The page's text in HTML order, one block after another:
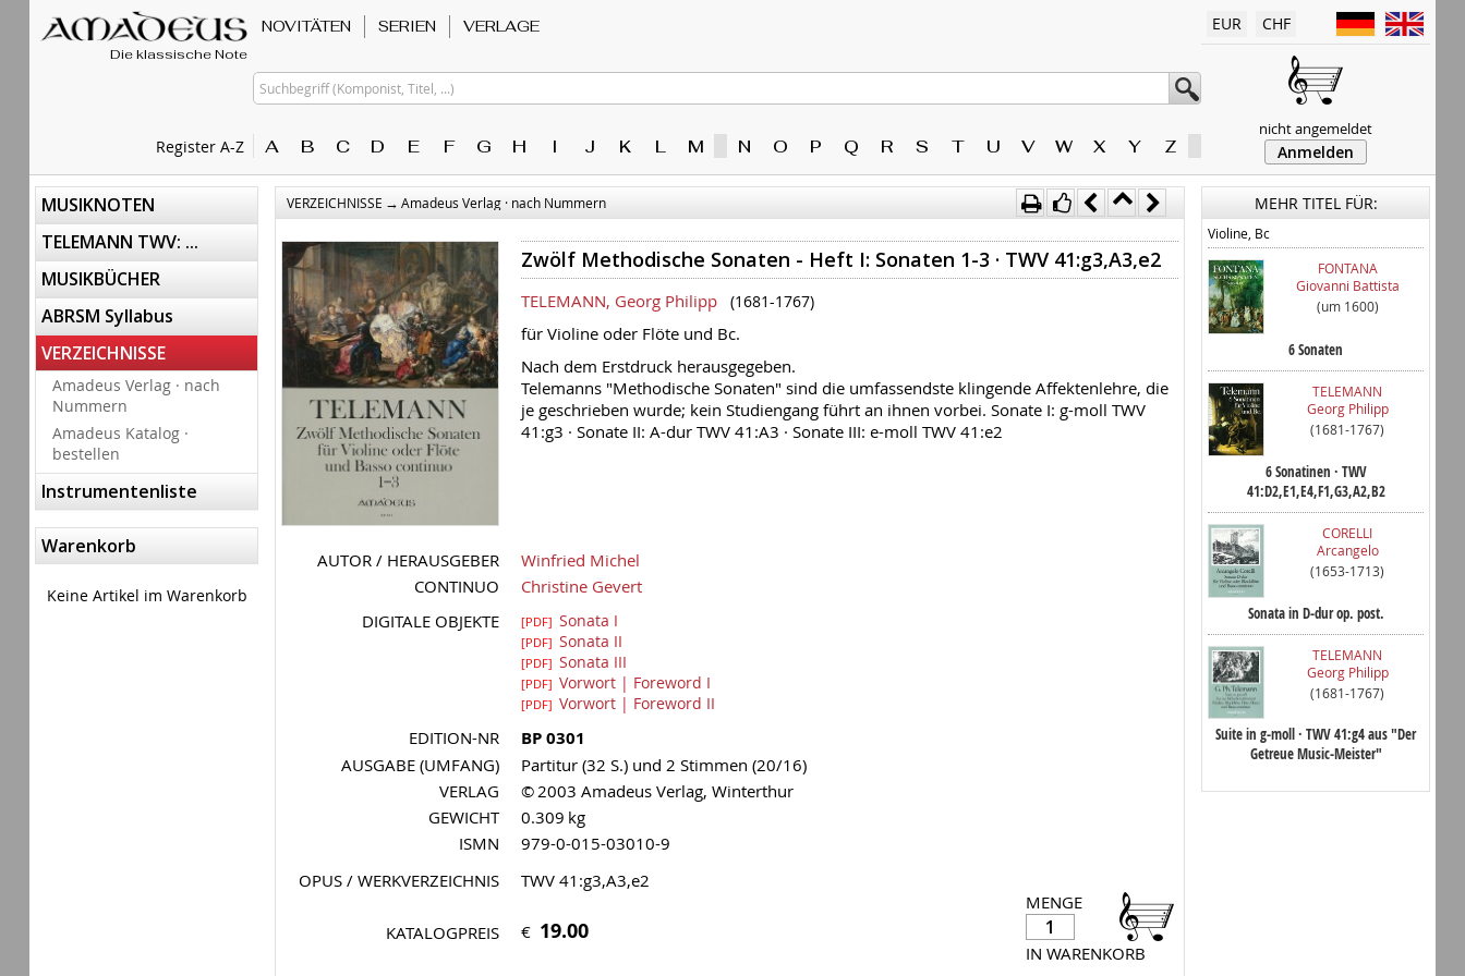
Die klassische Note
Register A-Z
NOVITÄTEN SERIEN VERLAGE
Suchbegriff (Komponist, Titel, ...)
A B C D E F G H I J K L M N O P Q R S T U V W X Y Z
EUR CHF
nicht angemeldet
Anmelden
MUSIKNOTEN
TELEMANN TWV: ...
MUSIKBÜCHER
ABRSM Syllabus
VERZEICHNISSE
Amadeus Verlag · nach
Nummern
Amadeus Katalog ·
bestellen
Instrumentenliste
Warenkorb
Keine Artikel im Warenkorb
VERZEICHNISSE → Amadeus Verlag · nach Nummern
Zwölf Methodische Sonaten - Heft I: Sonaten 1-3 · TWV 41:g3,A3,e2
TELEMANN, Georg Philipp (1681-1767)
für Violine oder Flöte und Bc.
Nach dem Erstdruck herausgegeben.
Telemanns "Methodische Sonaten" sind die umfassendste klingende Affektenlehre, die
je geschrieben wurde; kein Studiengang führt an ihnen vorbei. Sonate I: g-moll TWV
41:g3 · Sonate II: A-dur TWV 41:A3 · Sonate III: e-moll TWV 41:e2
AUTOR / HERAUSGEBER
Winfried Michel
CONTINUO
Christine Gevert
DIGITALE OBJEKTE
[PDF] Sonata I
[PDF] Sonata II
[PDF] Sonata III
[PDF] Vorwort | Foreword I
[PDF] Vorwort | Foreword II
EDITION-NR BP 0301
AUSGABE (UMFANG)
Partitur (32 S.) und 2 Stimmen (20/16)
VERLAG
© 2003 Amadeus Verlag, Winterthur
GEWICHT
0.309 kg
ISMN
979-0-015-03010-9
OPUS / WERKVERZEICHNIS
TWV 41:g3,A3,e2
MENGE
IN WARENKORB
KATALOGPREIS € 19.00
MEHR TITEL FÜR:
Violine, Bc
FONTANA
Giovanni Battista
(um 1600)
6 Sonaten
TELEMANN
Georg Philipp
(1681-1767)
6 Sonatinen · TWV
41:D2,E1,E4,F1,G3,A2,B2
CORELLI
Arcangelo
(1653-1713)
Sonata in D-dur op. post.
TELEMANN
Georg Philipp
(1681-1767)
Suite in g-moll · TWV 41:g4 aus "Der
Getreue Music-Meister"